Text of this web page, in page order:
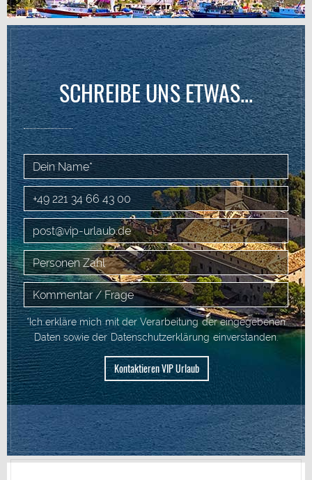
SCHREIBE UNS ETWAS...
*Ich erkläre mich mit der Verarbeitung der eingegebenen
Daten sowie der Datenschutzerklärung einverstanden.